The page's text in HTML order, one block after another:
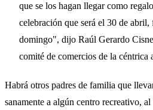
que se los hagan llegar como
celebración que será el 30 de abril,
domingo", dijo Raúl Gerardo
comité de comercios de la céntrica
Habrá otros padres de familia que
sanamente a algún centro recreativo,